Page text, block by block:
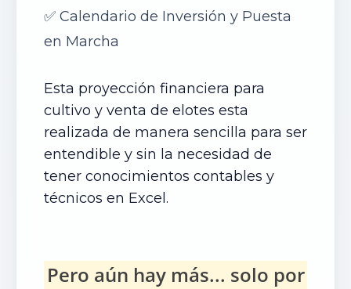
✅ Calendario de Inversión y Puesta
en Marcha
Esta proyección financiera para
cultivo y venta de elotes esta
realizada de manera sencilla para ser
entendible y sin la necesidad de
tener conocimientos contables y
técnicos en Excel.
Pero aún hay más... solo por